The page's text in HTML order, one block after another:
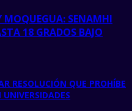
MOQUEGUA: SENAMHI
18 GRADOS BAJO
RESOLUCIÓN QUE PROHÍBE